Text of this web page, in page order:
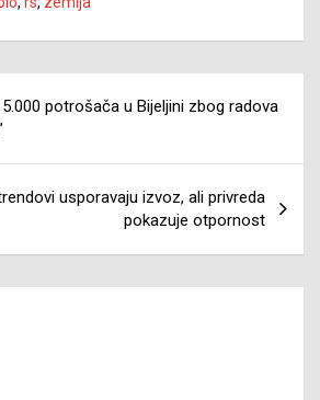
potrošača u Bijeljini zbog radova
usporavaju izvoz, ali privreda
pokazuje otpornost